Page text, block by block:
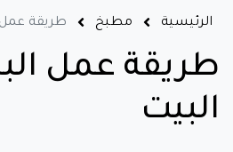
الرئيسية مطبخ طريقة عمل
طريقة عمل
البيت